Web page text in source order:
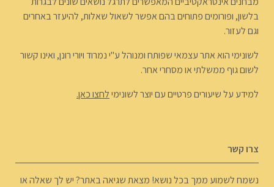
בלשון, ופורומים פתוחים בהם אפשר לשאול שאלות, להיעזר באחרים
וגם לעזור.
לשונימי הוא אתר עצמאי שפותח ומנוהל ע"י נמרוד ויורי רונן, ואינו קשור
לשום גוף ממשלתי או מסחרי אחר.
למידע על שיעורים פרטיים עם יוצר לשונימילחצו כאן.
צרו קשר
נשמח לשמוע ממך בכל נושא! מצאת שגיאה באתר? יש לך שאלה או